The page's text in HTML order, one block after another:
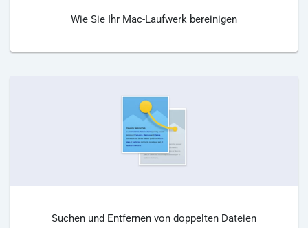
Wie Sie Ihr Mac-Laufwerk bereinigen
Suchen und Entfernen von doppelten Dateien